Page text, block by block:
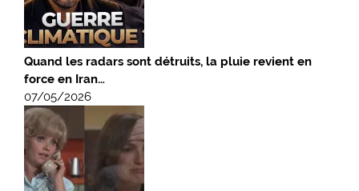
Quand les radars sont détruits, la pluie revient en
force en Iran…
07/05/2026